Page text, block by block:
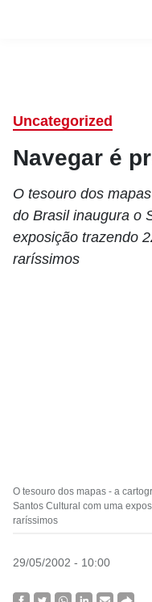
Uncategorized
Navegar é
O tesouro dos
do Brasil inaugura o
exposição trazendo
raríssimos
O tesouro dos mapas - a
Santos Cultural com uma
raríssimos
29/05/2002 - 10:00